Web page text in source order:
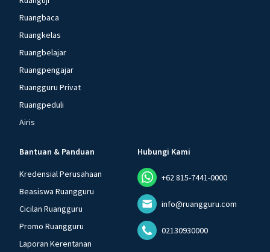
Ruangbaca
Ruangkelas
Ruangbelajar
Ruangpengajar
Ruangguru Privat
Ruangpeduli
Airis
Bantuan & Panduan
Kredensial Perusahaan
Beasiswa Ruangguru
Cicilan Ruangguru
Promo Ruangguru
Laporan Kerentanan
Hubungi Kami
+62 815-7441-0000
info@ruangguru.com
02130930000